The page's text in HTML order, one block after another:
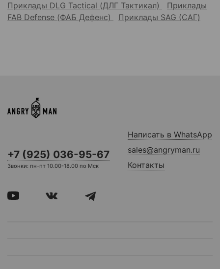
Приклады DLG Tactical (ДЛГ Тактикал)
Приклады
FAB Defense (ФАБ Дефенс)
Приклады SAG (САГ)
+7 (925) 036-95-67
Звонки: пн-пт 10.00-18.00 по Мск
Написать в WhatsApp
sales@angryman.ru
Контакты